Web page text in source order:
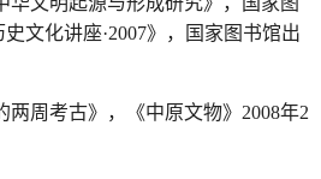
文化讲座·2007》，国家图书馆出
两周考古》，《中原文物》2008年2